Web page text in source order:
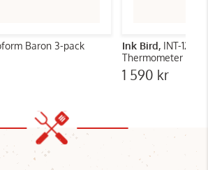
Baron 3-pack Ink Bird, INT-12-
Thermometer
1 590 kr